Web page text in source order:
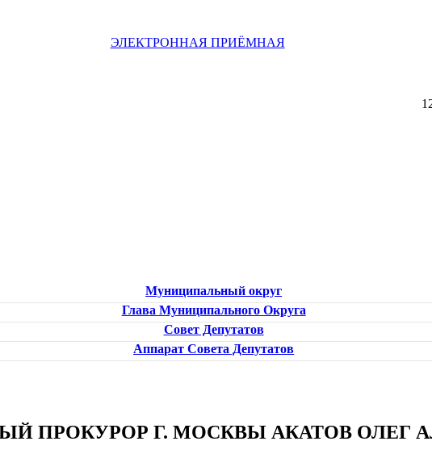
ЭЛЕКТРОННАЯ ПРИЁМНАЯ
Муниципальный округ
Глава Муниципального Округа
Совет Депутатов
Аппарат Совета Депутатов
ПРОКУРОР Г. МОСКВЫ АКАТОВ ОЛЕГ